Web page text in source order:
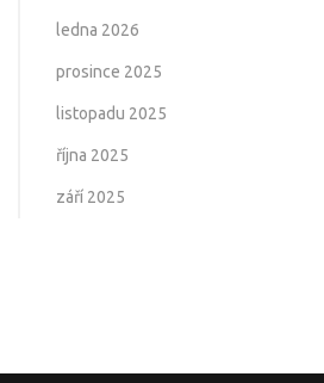
ledna 2026
prosince 2025
listopadu 2025
října 2025
září 2025